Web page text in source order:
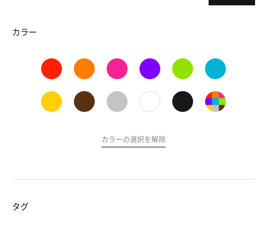
カラー
カラーの選択を解除
タグ